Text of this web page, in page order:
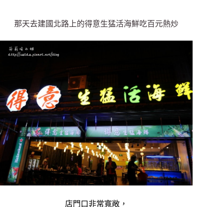
那天去建國北路上的得意生猛活海鮮吃百元熱炒
店門口非常寬敞，